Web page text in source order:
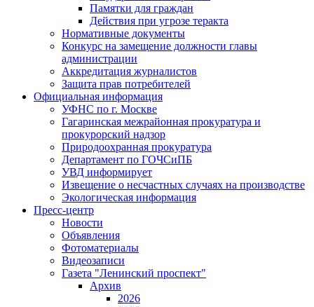
Памятки для граждан
Действия при угрозе теракта
Нормативные документы
Конкурс на замещение должности главы
администрации
Аккредитация журналистов
Защита прав потребителей
Официальная информация
УФНС по г. Москве
Гагаринская межрайонная прокуратура и
прокурорский надзор
Природоохранная прокуратура
Департамент по ГОЧСиПБ
УВД информирует
Извещение о несчастных случаях на производстве
Экологическая информация
Пресс-центр
Новости
Объявления
Фотоматериалы
Видеозаписи
Газета "Ленинский проспект"
Архив
2026